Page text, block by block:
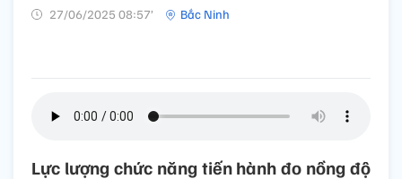
27/06/2025 08:57’ Bắc Ninh
Lực lượng chức năng tiến hành đo nồng độ